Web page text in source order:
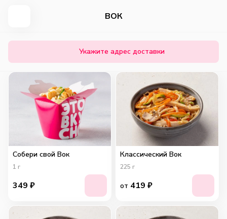
ВОК
Укажите адрес доставки
Собери свой Вок
1 г
349 ₽
Классический Вок
225 г
от 419 ₽